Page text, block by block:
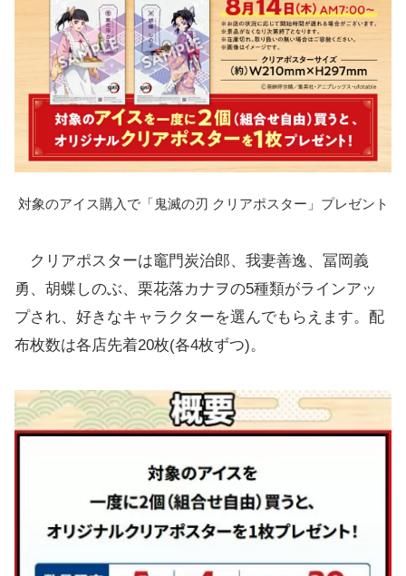
対象のアイス購入で「鬼滅の刃 クリアポスター」プレゼント
クリアポスターは竈門炭治郎、我妻善逸、冨岡義
勇、胡蝶しのぶ、栗花落カナヲの5種類がラインアッ
プされ、好きなキャラクターを選んでもらえます。配
布枚数は各店先着20枚(各4枚ずつ)。